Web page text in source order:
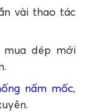
vài thao tác
dép mới
nấm mốc,